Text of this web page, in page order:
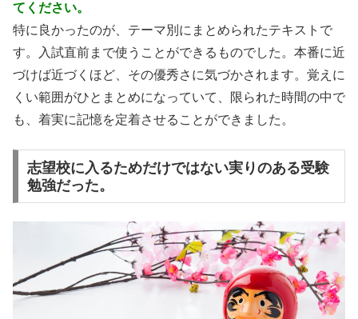
てください。
特に良かったのが、テーマ別にまとめられたテキストで
す。入試直前まで使うことができるものでした。本番に近
づけば近づくほど、その優秀さに気づかされます。覚えに
くい範囲がひとまとめになっていて、限られた時間の中で
も、着実に記憶を定着させることができました。
志望校に入るためだけではない実りのある受験
勉強だった。